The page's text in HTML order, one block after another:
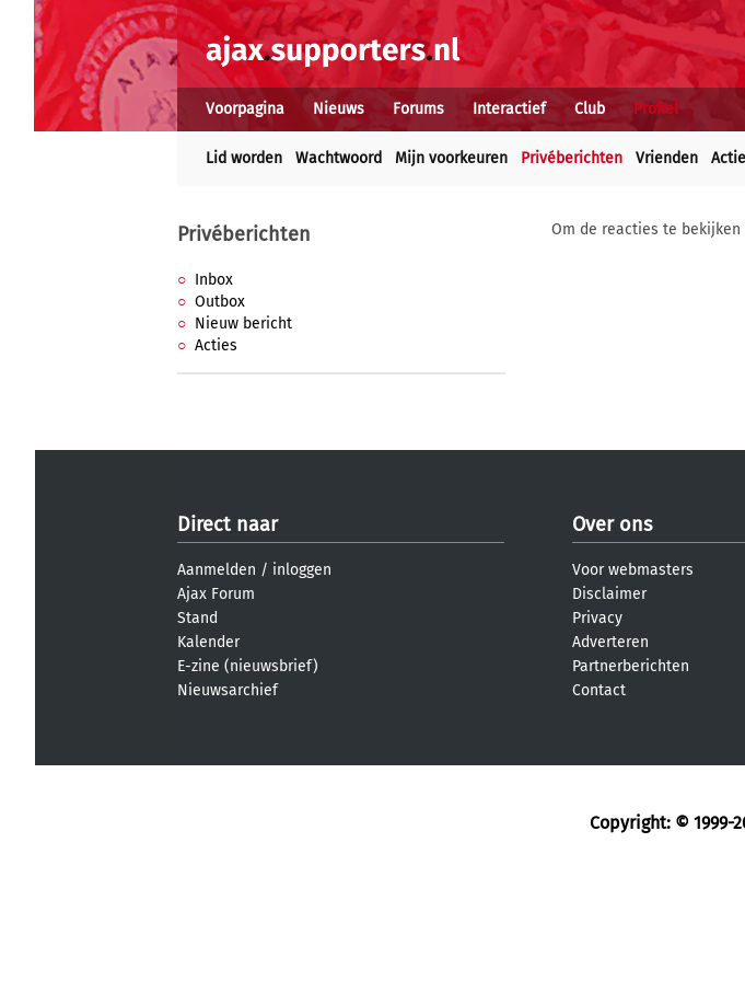
Voorpagina Nieuws Forums Interactief Club Profiel
Lid worden Wachtwoord Mijn voorkeuren Privéberichten Vrienden
Privéberichten
Inbox
Outbox
Nieuw bericht
Acties
Om de reacties te
Direct naar
Aanmelden / inloggen
Ajax Forum
Stand
Kalender
E-zine (nieuwsbrief)
Nieuwsarchief
Over ons
Voor webmasters
Disclaimer
Privacy
Adverteren
Partnerberichten
Contact
Copyright: © 1999-